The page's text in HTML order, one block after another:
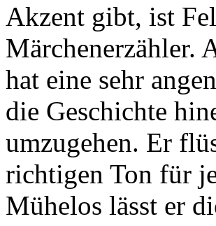
Akzent gibt, ist
Märchenerzähler.
hat eine sehr
die Geschichte
umzugehen. Er
richtigen Ton für
Mühelos lässt er